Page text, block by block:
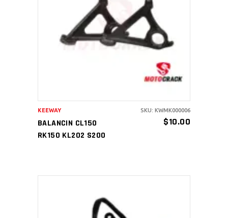
AÑADIR AL CARRITO
BALANCIN CL150
RK150 KL202 S200
$10.00
KEEWAY SKU: KWMK000006